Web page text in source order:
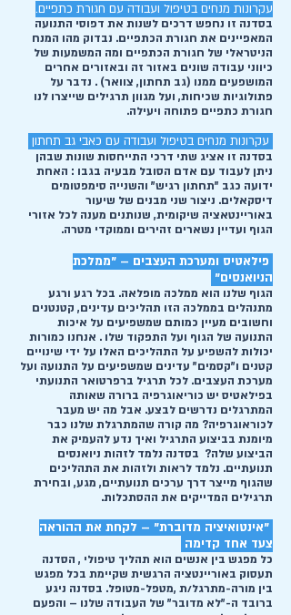
עקרונות מנחים בטיפול ועבודה עם חגורת כתפיים.
בסדנה זו נחפש דרכים לשנות את דפוסי התנועה
המאפיינים את חגורת הכתפיים. נבדוק מהו המנח
הניטראלי של חגורת הכתפיים ומה המשמעות של
כיווני עבודה שונים באזור זה ובאזורים אחרים
המושפעים ממנו (גב תחתון, צוואר) . נדבר על
פתולוגיות שכיחות, ועל מגוון תרגילים שייצרו לנו
חגורת כתפיים פתוחה ויעילה.
עקרונות מנחים בטיפול ועבודה עם כאבי גב תחתון
בסדנה זו אציג שתי דרכי התייחסות שונות שבהן
ניתן לעבוד עם אדם הסובל מבעיה בגבו : האחת
ידועה כגב "תחתון רגיש" והשנייה סימפטומים
דיסקאלים. ניצור שני מבנים של שיעור
באוריינטאציה שיקומית, שנותנים מענה לכל אזורי
הגוף ועדיין נשארים זהירים וממוקדי מטרה.
פילאטיס ומערכת העצבים – "ממלכת
הניואנסים"
הגוף שלנו הוא ממלכה מופלאה. בכל רגע ורגע
מתנהלים בממלכה הזו תהליכים עדינים, קטנטנים
וחשובים מעיין כמותם שמשפיעים על איכות
התנועה של הגוף ועל התפקוד שלו . אנחנו כמורות
יכולות להשפיע על התהליכים האלו על ידי שינויים
קטנים ו"קסמים" עדינים שמשפיעים על התנועה ועל
מערכת העצבים. לכל תרגיל ברפרטואר התנועתי
בפילאטיס יש כוריאוגרפיה ברורה שאותה
המתרגלים נדרשים לבצע. אבל מה יש מעבר
לכוראוגרפיה? מה קורה שהמתרגלת שלנו כבר
מיומנת בביצוע התרגיל ואיך נדע להעמיק את
הביצוע שלה? בסדנה נלמד לזהות ניואנסים
תנועתיים. נלמד לראות ולזהות את התהליכים
שהגוף מייצר דרך ערכים תנועתיים, מגע, ובחירת
תרגילים המדייקים את ההסתכלות.
"אינטואיציה מדוברת" – לקחת את ההוראה
צעד אחד קדימה
כל מפגש בין אנשים הוא תהליך טיפולי , הסדנה
תעסוק באוריינטציה הרגשית שקיימת בכל מפגש
בין מורה-מתרגל/ת ,מטפל-מטופל. בסדנה ניגע
ברובד ה-"לא מדובר" של העבודה שלנו – והפעם